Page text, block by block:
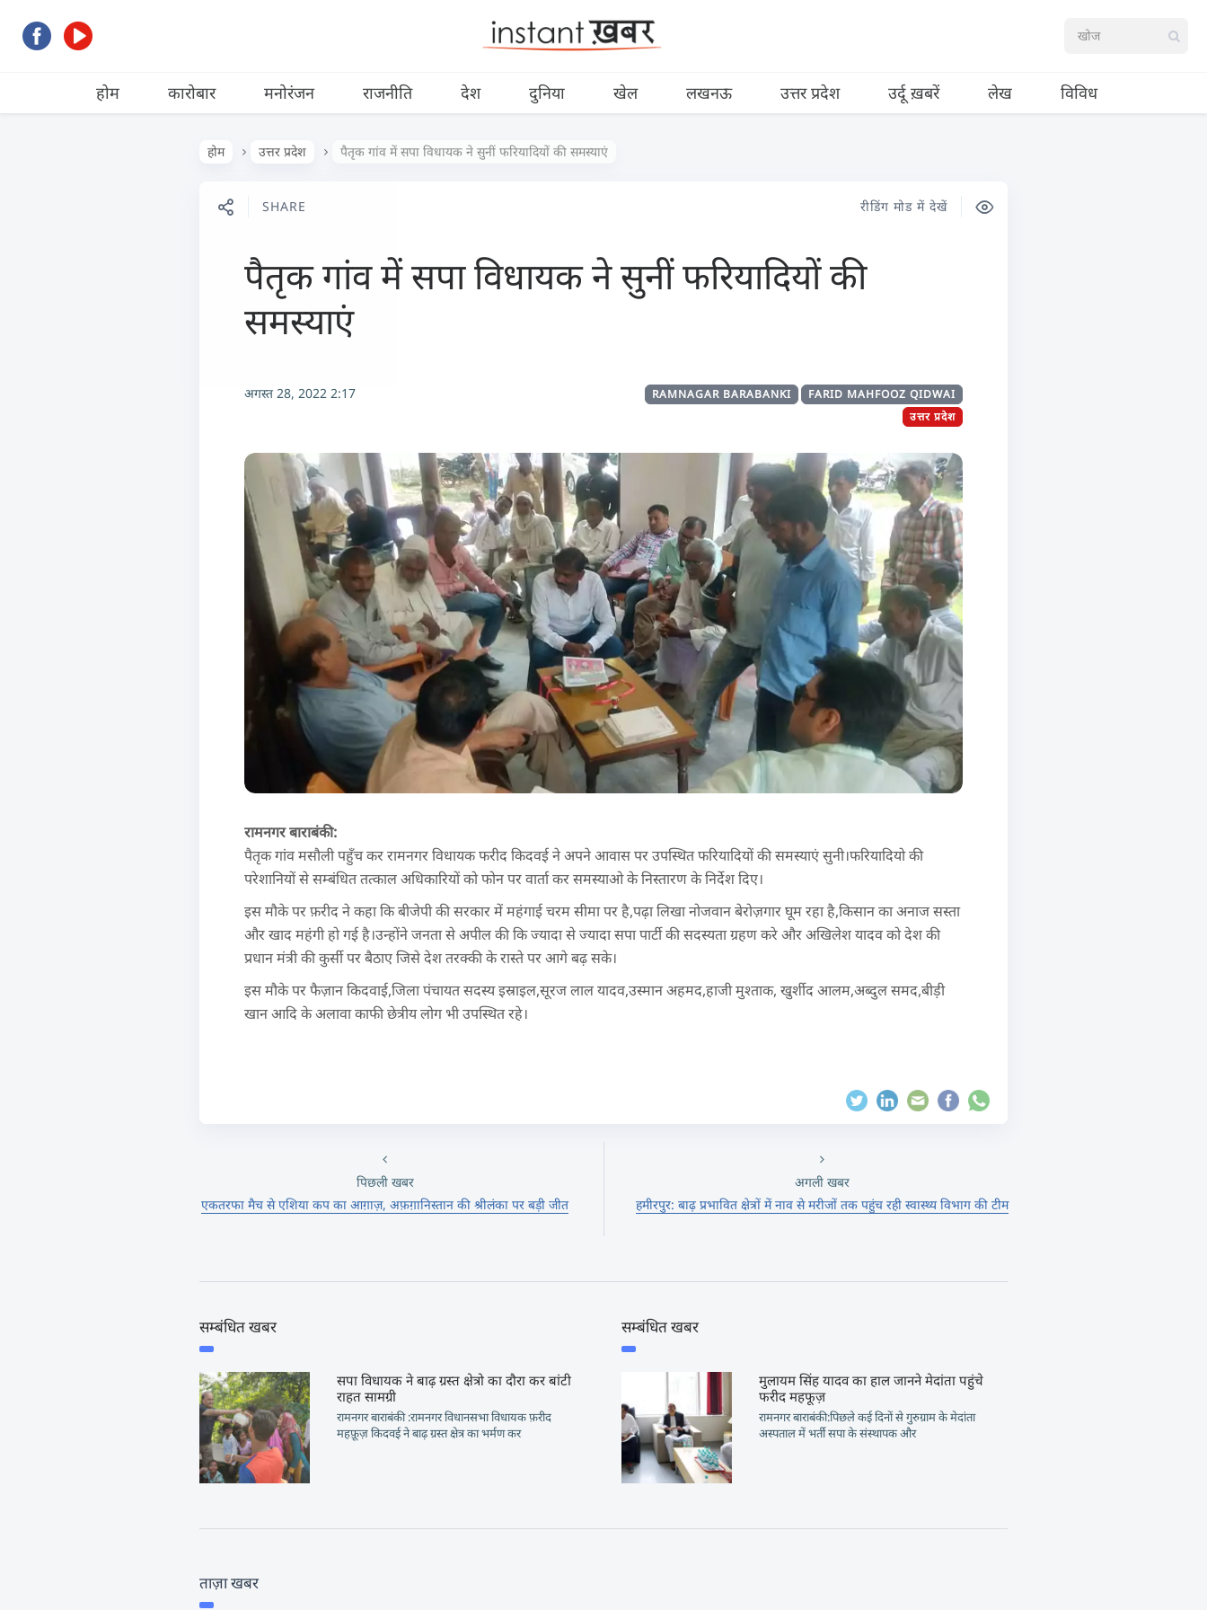
होम कारोबार मनोरंजन राजनीति देश दुनिया खेल लखनऊ उत्तर प्रदेश उर्दू ख़बरें लेख विविध
होम उत्तर प्रदेश पैतृक गांव में सपा विधायक ने सुनीं फरियादियों की समस्याएं
SHARE रीडिंग मोड में देखें
पैतृक गांव में सपा विधायक ने सुनीं फरियादियों की
समस्याएं
अगस्त 28, 2022 2:17 FARID MAHFOOZ QIDWAI
RAMNAGAR BARABANKI
उत्तर प्रदेश
रामनगर बाराबंकी:
पैतृक गांव मसौली पहुँच कर रामनगर विधायक फरीद किदवई ने अपने आवास पर उपस्थित फरियादियों की समस्याएं सुनी।फरियादियो की
परेशानियों से सम्बंधित तत्काल अधिकारियों को फोन पर वार्ता कर समस्याओ के निस्तारण के निर्देश दिए।
इस मौके पर फ़रीद ने कहा कि बीजेपी की सरकार में महंगाई चरम सीमा पर है,पढ़ा लिखा नोजवान बेरोज़गार घूम रहा है,किसान का अनाज सस्ता
और खाद महंगी हो गई है।उन्होंने जनता से अपील की कि ज्यादा से ज्यादा सपा पार्टी की सदस्यता ग्रहण करे और अखिलेश यादव को देश की
प्रधान मंत्री की कुर्सी पर बैठाए जिसे देश तरक्की के रास्ते पर आगे बढ़ सके।
इस मौके पर फैज़ान किदवाई,जिला पंचायत सदस्य इस्राइल,सूरज लाल यादव,उस्मान अहमद,हाजी मुश्ताक, खुर्शीद आलम,अब्दुल समद,बीड़ी
खान आदि के अलावा काफी छेत्रीय लोग भी उपस्थित रहे।
पिछली खबर
एकतरफा मैच से एशिया कप का आग़ाज़, अफ़ग़ानिस्तान की श्रीलंका पर बड़ी जीत
अगली खबर
हमीरपुर: बाढ़ प्रभावित क्षेत्रों में नाव से मरीजों तक पहुंच रही स्वास्थ्य विभाग की टीम
सम्बंधित खबर
सपा विधायक ने बाढ़ ग्रस्त क्षेत्रो का दौरा कर बांटी
राहत सामग्री
रामनगर बाराबंकी :रामनगर विधानसभा विधायक फ़रीद
महफ़ूज़ किदवई ने बाढ़ ग्रस्त क्षेत्र का भर्मण कर
सम्बंधित खबर
मुलायम सिंह यादव का हाल जानने मेदांता पहुंचे
फरीद महफूज़
रामनगर बाराबंकी:पिछले कई दिनों से गुरुग्राम के मेदांता
अस्पताल में भर्ती सपा के संस्थापक और
ताज़ा खबर